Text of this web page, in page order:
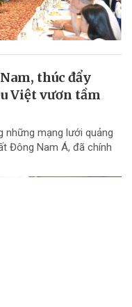
thúc đẩy
Việt vươn tầm
mạng lưới quảng
Đông Nam Á, đã chính